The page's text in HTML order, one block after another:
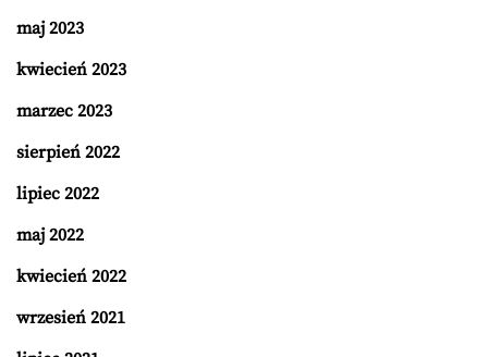
maj 2023
kwiecień 2023
marzec 2023
sierpień 2022
lipiec 2022
maj 2022
kwiecień 2022
wrzesień 2021